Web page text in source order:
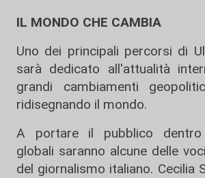
IL MONDO CHE CAMBIA
Uno dei principali percorsi di
sarà dedicato all'attualità
grandi cambiamenti
ridisegnando il mondo.
A portare il pubblico dentro
globali saranno alcune delle
del giornalismo italiano. Cecilia